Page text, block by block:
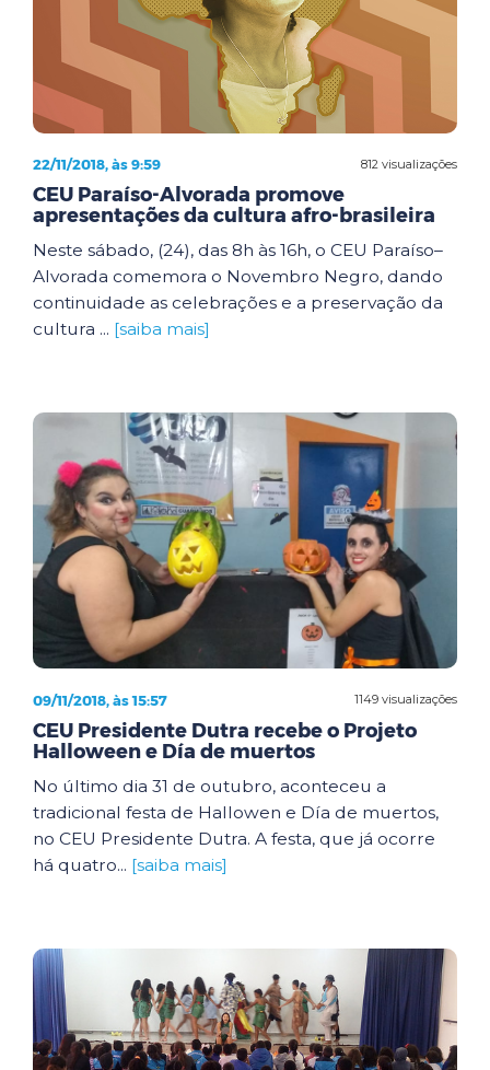
812 visualizações
22/11/2018, às 9:59
CEU Paraíso-Alvorada promove
apresentações da cultura afro-brasileira
Neste sábado, (24), das 8h às 16h, o CEU Paraíso–
Alvorada comemora o Novembro Negro, dando
continuidade as celebrações e a preservação da
cultura ... [saiba mais]
1149 visualizações
09/11/2018, às 15:57
CEU Presidente Dutra recebe o Projeto
Halloween e Día de muertos
No último dia 31 de outubro, aconteceu a
tradicional festa de Hallowen e Día de muertos,
no CEU Presidente Dutra. A festa, que já ocorre
há quatro... [saiba mais]